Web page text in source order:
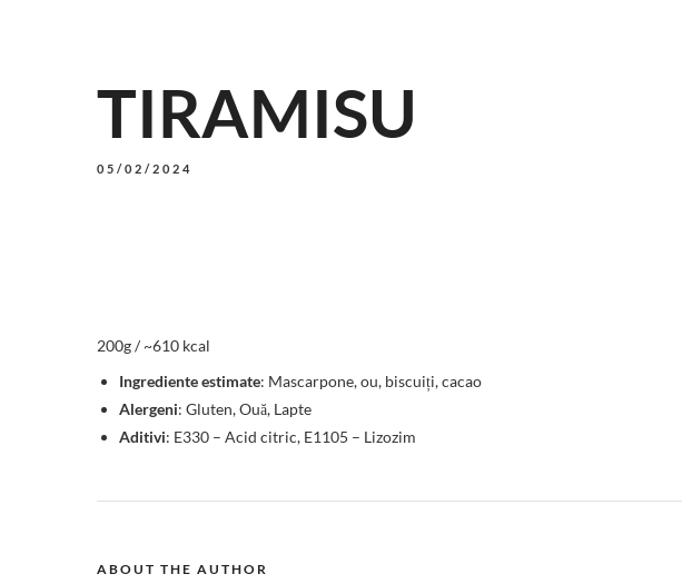
TIRAMISU
05/02/2024
200g / ~610 kcal
Ingrediente estimate: Mascarpone, ou, biscuiți, cacao
Alergeni: Gluten, Ouă, Lapte
Aditivi: E330 – Acid citric, E1105 – Lizozim
ABOUT THE AUTHOR